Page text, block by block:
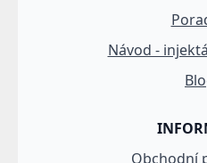
Návod -
Obchodní